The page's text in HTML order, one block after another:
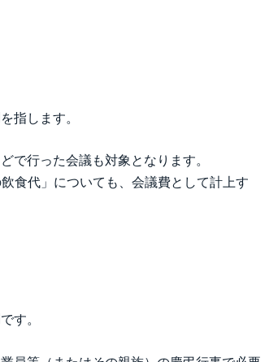
を指します。
で行った会議も対象となります。
食代」についても、会議費として計上す
です。